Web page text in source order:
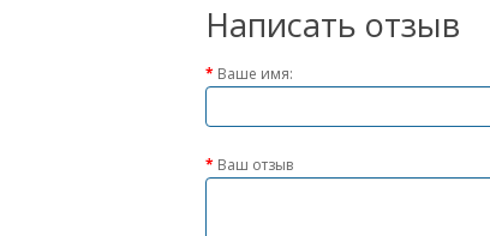
Написать отзыв
Ваше имя:
Ваш отзыв